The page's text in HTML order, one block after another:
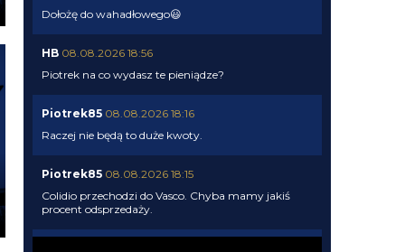
Dołożę do wahadłowego😃
HB 08.08.2026 18:56
Piotrek na co wydasz te pieniądze?
Piotrek85 08.08.2026 18:16
Raczej nie będą to duże kwoty.
Piotrek85 08.08.2026 18:15
Colidio przechodzi do Vasco. Chyba mamy jakiś
procent odsprzedaży.